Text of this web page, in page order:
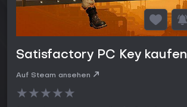
Satisfactory PC Key kaufen
Auf Steam ansehen
★★★★★